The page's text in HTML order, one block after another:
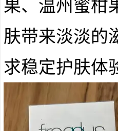
果、温州蜜柑
肤带来淡淡的
求稳定护肤体